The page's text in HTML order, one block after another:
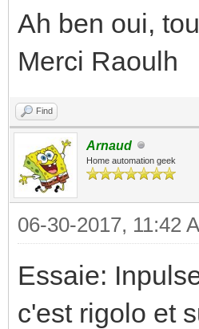
Ah ben oui,
Merci Raoulh
Find
Arnaud
Home automation geek
06-30-2017, 11:42
Essaie:
c'est rigolo et